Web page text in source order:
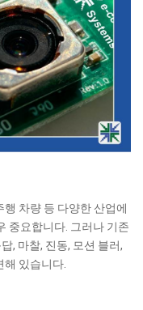
차량 등 다양한 산업에
중요합니다. 그러나 기존
, 마찰, 진동, 모션 블러,
해 있습니다.